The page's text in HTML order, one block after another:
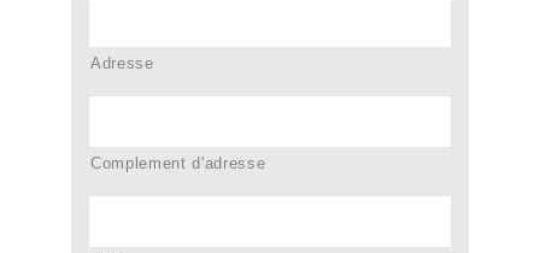
Adresse
Complement d'adresse